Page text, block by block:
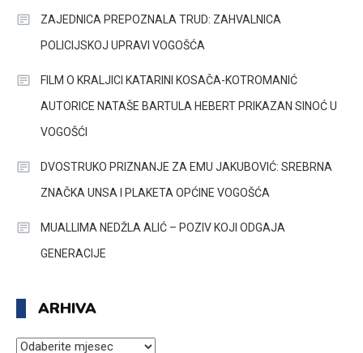
ZAJEDNICA PREPOZNALA TRUD: ZAHVALNICA
POLICIJSKOJ UPRAVI VOGOŠĆA
FILM O KRALJICI KATARINI KOSAČA-KOTROMANIĆ
AUTORICE NATAŠE BARTULA HEBERT PRIKAZAN SINOĆ U
VOGOŠĆI
DVOSTRUKO PRIZNANJE ZA EMU JAKUBOVIĆ: SREBRNA
ZNAČKA UNSA I PLAKETA OPĆINE VOGOŠĆA
MUALLIMA NEDŽLA ALIĆ – POZIV KOJI ODGAJA
GENERACIJE
ARHIVA
ARHIVA